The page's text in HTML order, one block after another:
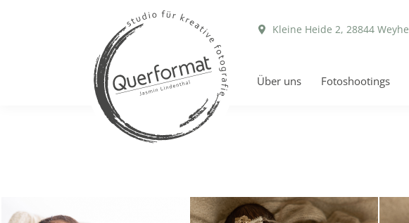
Kleine Heide 2, 28844 Weyhe
Über uns Fotoshootings